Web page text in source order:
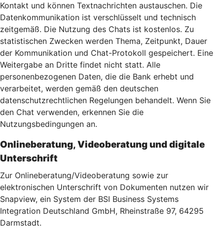
Kontakt und können Textnachrichten austauschen. Die
Datenkommunikation ist verschlüsselt und technisch
zeitgemäß. Die Nutzung des Chats ist kostenlos. Zu
statistischen Zwecken werden Thema, Zeitpunkt, Dauer
der Kommunikation und Chat-Protokoll gespeichert. Eine
Weitergabe an Dritte findet nicht statt. Alle
personenbezogenen Daten, die die Bank erhebt und
verarbeitet, werden gemäß den deutschen
datenschutzrechtlichen Regelungen behandelt. Wenn Sie
den Chat verwenden, erkennen Sie die
Nutzungsbedingungen an.
Onlineberatung, Videoberatung und digitale
Unterschrift
Zur Onlineberatung/Videoberatung sowie zur
elektronischen Unterschrift von Dokumenten nutzen wir
Snapview, ein System der BSI Business Systems
Integration Deutschland GmbH, Rheinstraße 97, 64295
Darmstadt.